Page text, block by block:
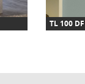
TL 100 DF